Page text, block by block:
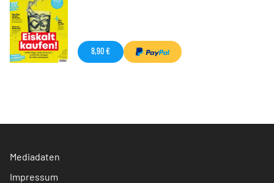
8,90 €
Mediadaten
Impressum